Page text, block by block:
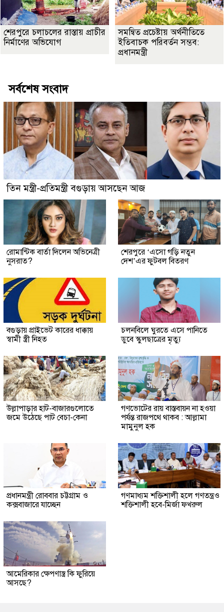
শেরপুরে চলাচলের রাস্তায় প্রাচীর
নির্মাণের অভিযোগ
সমন্বিত প্রচেষ্টায় অর্থনীতিতে
ইতিবাচক পরিবর্তন সম্ভব:
প্রধানমন্ত্রী
সর্বশেষ সংবাদ
তিন মন্ত্রী-প্রতিমন্ত্রী বগুড়ায় আসছেন আজ
রোমান্টিক বার্তা দিলেন অভিনেত্রী
নুসরাত?
শেরপুরে ‘এসো গড়ি নতুন
দেশ’এর ফুটবল বিতরণ
বগুড়ায় প্রাইভেট কারের ধাক্কায়
স্বামী স্ত্রী নিহত
চলনবিলে ঘুরতে এসে পানিতে
ডুবে স্কুলছাত্রের মৃত্যু
উল্লাপাড়ার হাট-বাজারগুলোতে
জমে উঠেছে পাট বেচা-কেনা
গণভোটের রায় বাস্তবায়ন না হওয়া
পর্যন্ত রাজপথে থাকব : আল্লামা
মামুনুল হক
প্রধানমন্ত্রী রোববার চট্টগ্রাম ও
কক্সবাজারে যাচ্ছেন
গণমাধ্যম শক্তিশালী হলে গণতন্ত্রও
শক্তিশালী হবে-মির্জা ফখরুল
আমেরিকার ক্ষেপণাস্ত্র কি ফুরিয়ে
আসছে?